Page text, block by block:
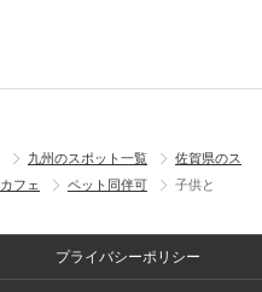
九州のスポット一覧
佐賀県のス
フェ ペット同伴可 子供と
プライバシーポリシー